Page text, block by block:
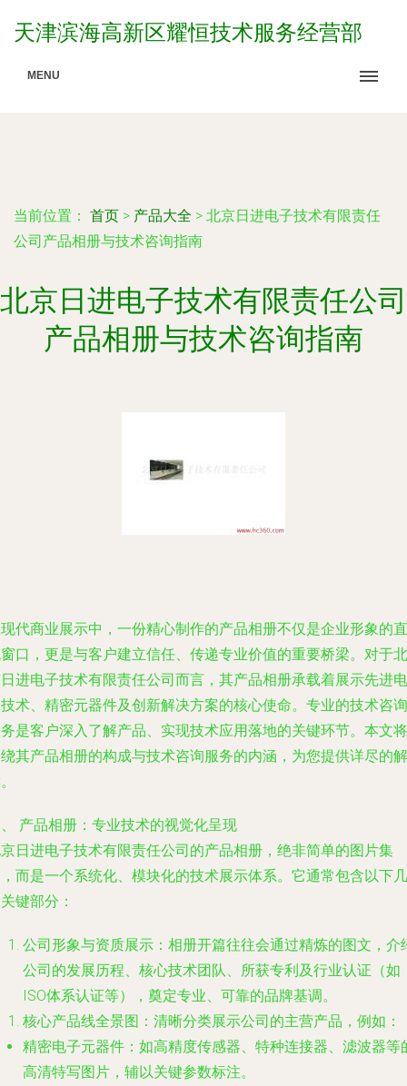
天津滨海高新区耀恒技术服务经营部
MENU
当前位置： 首页 > 产品大全 > 北京日进电子技术有限责任
公司产品相册与技术咨询指南
北京日进电子技术有限责任公司
产品相册与技术咨询指南
代商业展示中，一份精心制作的产品相册不仅是企业形象的直
口，更是与客户建立信任、传递专业价值的重要桥梁。对于北
进电子技术有限责任公司而言，其产品相册承载着展示先进电
术、精密元器件及创新解决方案的核心使命。专业的技术咨询
是客户深入了解产品、实现技术应用落地的关键环节。本文将
其产品相册的构成与技术咨询服务的内涵，为您提供详尽的解
产品相册：专业技术的视觉化呈现
日进电子技术有限责任公司的产品相册，绝非简单的图片集
而是一个系统化、模块化的技术展示体系。它通常包含以下几
键部分：
公司形象与资质展示 ：相册开篇往往会通过精炼的图文，介
公司的发展历程、核心技术团队、所获专利及行业认证（如
ISO体系认证等），奠定专业、可靠的品牌基调。
核心产品线全景图 ：清晰分类展示公司的主营产品，例如：
精密电子元器件 ：如高精度传感器、特种连接器、滤波器等
高清特写图片，辅以关键参数标注。